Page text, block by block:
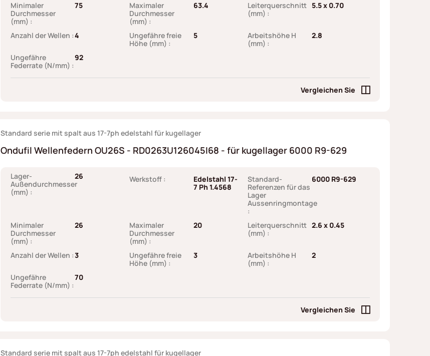
Minimaler
Durchmesser
(mm) :
75
Maximaler
Durchmesser
(mm) :
63.4
Leiterquerschnitt
(mm) :
5.5 x 0.70
Anzahl der Wellen :4
Ungefähre freie
Höhe (mm) :
5
Arbeitshöhe H
(mm) :
2.8
Ungefähre
Federrate (N/mm) :
92
Vergleichen Sie
Standard serie mit spalt aus 17-7ph edelstahl für kugellager
Ondufil Wellenfedern OU26S - RD0263U126045I68 - für kugellager 6000 R9-629
Lager-
Außendurchmesser
(mm) :
26 Werkstoff :
Edelstahl 17-
7 Ph 1.4568
Standard-
Referenzen für das
Lager
Aussenringmontage
:
6000 R9-629
Minimaler
Durchmesser
(mm) :
26
Maximaler
Durchmesser
(mm) :
20
Leiterquerschnitt
(mm) :
2.6 x 0.45
Anzahl der Wellen :3
Ungefähre freie
Höhe (mm) :
3
Arbeitshöhe H
(mm) :
2
Ungefähre
Federrate (N/mm) :
70
Vergleichen Sie
Standard serie mit spalt aus 17-7ph edelstahl für kugellager